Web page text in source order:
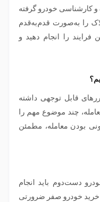
کارشناسی خودرو گرفته
را به‌صورت قدم‌به‌قدم
فرایند را انجام دهید و
قابل توجهی داشته
چند موضوع مهم را
بودن معامله، مطمئن
دست‌دوم باید انجام
خرید خودرو صفر ضرورتی